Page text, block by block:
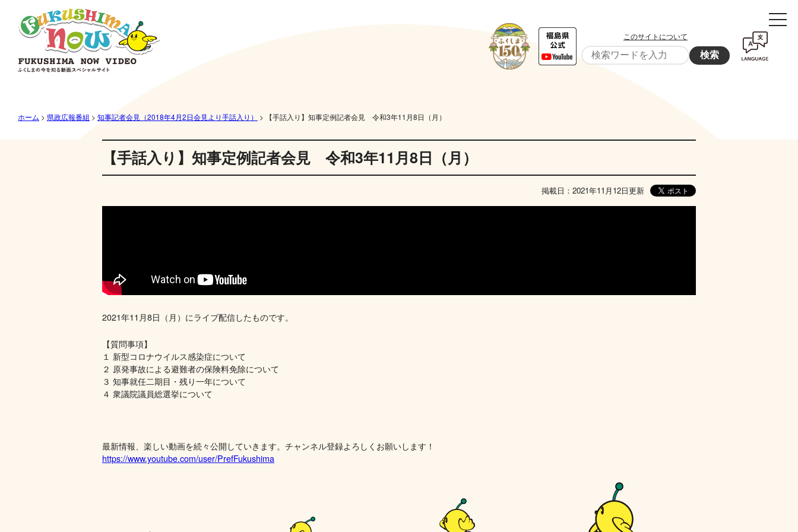
このサイトについて
検索
ホーム > 県政広報番組 > 知事記者会見（2018年4月2日会見より手話入り） > 【手話入り】知事定例記者会見 令和3年11月8日（月）
【手話入り】知事定例記者会見 令和3年11月8日（月）
掲載日：2021年11月12日更新
2021年11月8日（月）にライブ配信したものです。
【質問事項】
１ 新型コロナウイルス感染症について
２ 原発事故による避難者の保険料免除について
３ 知事就任二期目・残り一年について
４ 衆議院議員総選挙について
最新情報、楽しい動画を続々公開していきます。チャンネル登録よろしくお願いします！
https://www.youtube.com/user/PrefFukushima